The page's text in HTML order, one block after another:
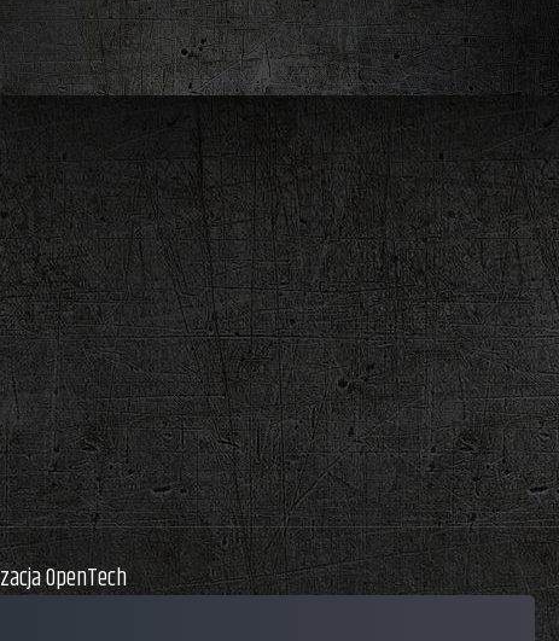
OpenTech